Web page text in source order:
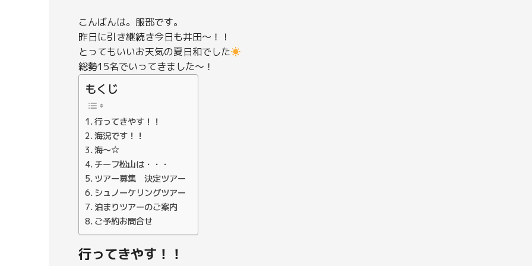
こんばんは。服部です。
昨日に引き継続き今日も井田～！！
とってもいいお天気の夏日和でした
総勢15名でいってきました～！
もくじ
行ってきやす！！
海況です！！
海～☆
チーフ松山は・・・
ツアー募集 決定ツアー
シュノーケリングツアー
泊まりツアーのご案内
ご予約お問合せ
行ってきやす！！